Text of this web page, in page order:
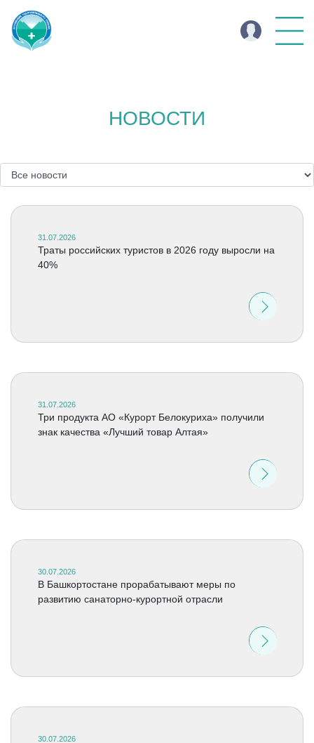
НОВОСТИ
31.07.2026
Траты российских туристов в 2026 году выросли на
40%
31.07.2026
Три продукта АО «Курорт Белокуриха» получили
знак качества «Лучший товар Алтая»
30.07.2026
В Башкортостане прорабатывают меры по
развитию санаторно-курортной отрасли
30.07.2026